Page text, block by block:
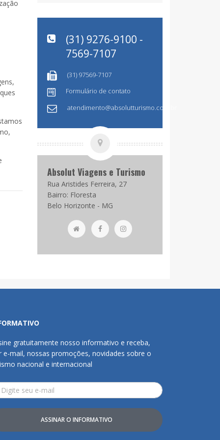
(31) 9276-9100 -
7569-7107
(31) 97569-7107
Formulário de contato
atendimento@absolutturismo.com.br
Absolut Viagens e Turismo
Rua Aristides Ferreira, 27
Bairro: Floresta
Belo Horizonte - MG
gratuitamente nosso informativo e receba,
e-mail, nossas promoções, novidades sobre o
nacional e internacional
ASSINAR O INFORMATIVO